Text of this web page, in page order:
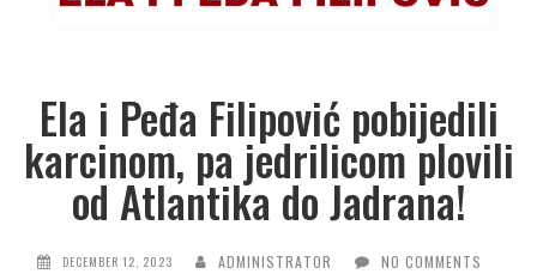
Ela i Peđa Filipović pobijedili
karcinom, pa jedrilicom plovili
od Atlantika do Jadrana!
DECEMBER 12, 2023 ADMINISTRATOR NO COMMENTS